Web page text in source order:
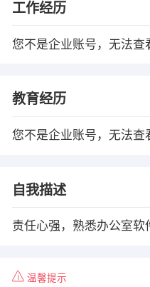
工作经历
您不是企业账号，无法查
教育经历
您不是企业账号，无法查
自我描述
责任心强，熟悉办公室软
温馨提示